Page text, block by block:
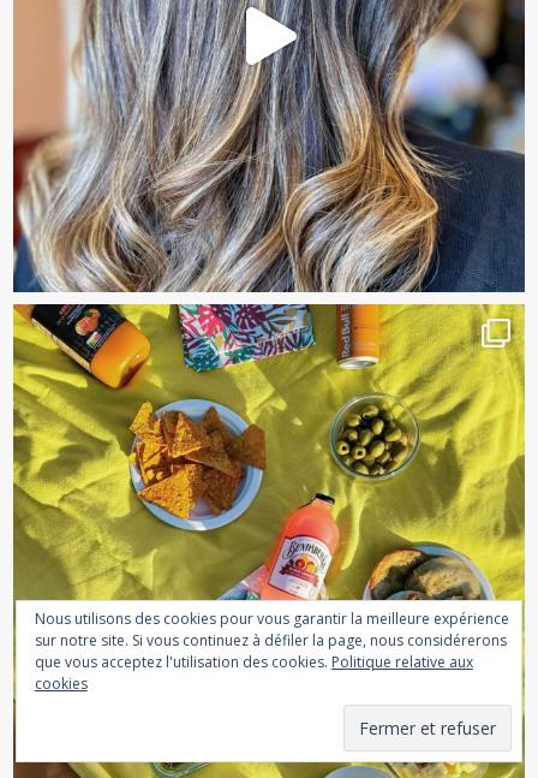
Nous utilisons des cookies pour vous garantir la meilleure expérience
sur notre site. Si vous continuez à défiler la page, nous considérerons
que vous acceptez l'utilisation des cookies. Politique relative aux
cookies